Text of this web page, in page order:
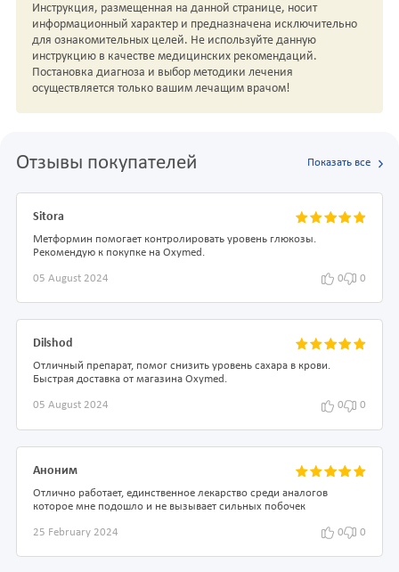
Инструкция, размещенная на данной странице, носит
информационный характер и предназначена исключительно
для ознакомительных целей. Не используйте данную
инструкцию в качестве медицинских рекомендаций.
Постановка диагноза и выбор методики лечения
осуществляется только вашим лечащим врачом!
Отзывы покупателей Показать все
Sitora
Метформин помогает контролировать уровень глюкозы.
Рекомендую к покупке на Oxymed.
05 August 2024 0 0
Dilshod
Отличный препарат, помог снизить уровень сахара в крови.
Быстрая доставка от магазина Oxymed.
05 August 2024 0 0
Аноним
Отлично работает, единственное лекарство среди аналогов
которое мне подошло и не вызывает сильных побочек
25 February 2024 0 0